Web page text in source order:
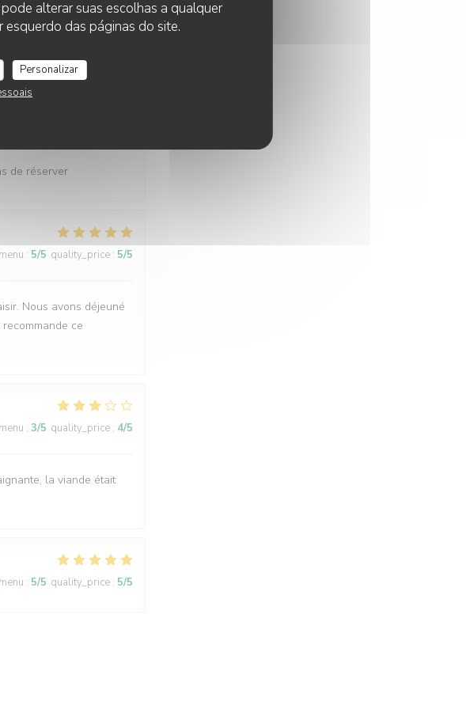
alterar suas escolhas a qualquer
das páginas do site.
Personalizar
nous reviendrons
de réserver
menu : 5/5 quality_price : 5/5
Nous avons déjeuné
ce
menu : 3/5 quality_price : 4/5
la viande était
menu : 5/5 quality_price : 5/5